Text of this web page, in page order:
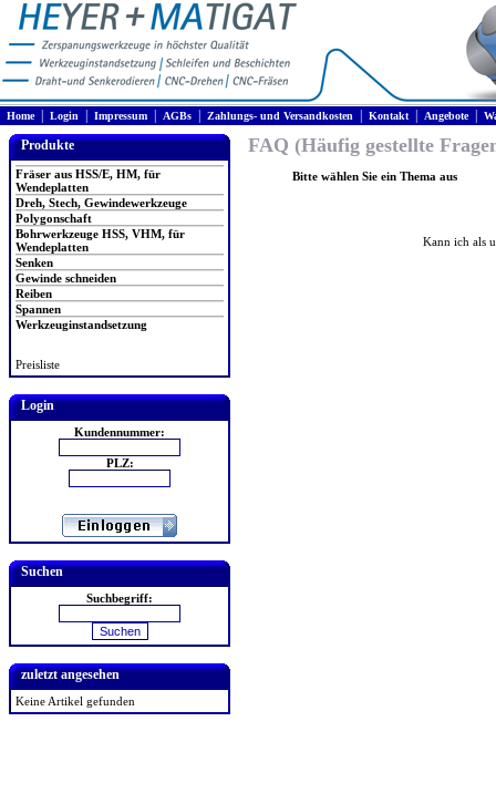
Home| Login Impressum AGBs Zahlungs- und Versandkosten Kontakt| Angebote|
Produkte
Fräser aus HSS/E, HM, für
Wendeplatten
Dreh, Stech, Gewindewerkzeuge
Polygonschaft
Bohrwerkzeuge HSS, VHM, für
Wendeplatten
Senken
Gewinde schneiden
Reiben
Spannen
Werkzeuginstandsetzung
Preisliste
Login
Kundennummer:
PLZ:
Suchen
Suchbegriff:
zuletzt angesehen
Keine Artikel gefunden
FAQ (Häufig gestellte
Bitte wählen Sie ein Thema aus
Kann ich als